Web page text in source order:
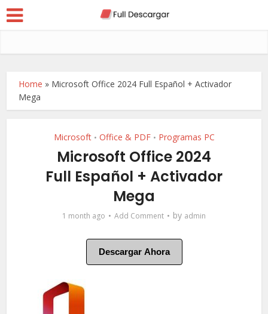
Home » Microsoft Office 2024 Full Español + Activador
Mega
Microsoft • Office & PDF • Programas PC
Microsoft Office 2024
Full Español + Activador
Mega
1 month ago Add Comment by admin
Descargar Ahora